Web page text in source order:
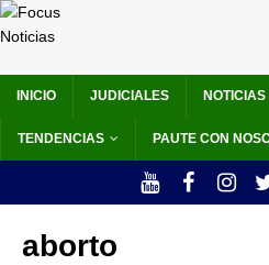
INICIO JUDICIALES NOTICIAS
TENDENCIAS PAUTE CON
aborto